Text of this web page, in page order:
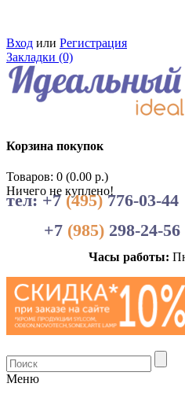
Вход или Регистрация
Закладки (0)
Корзина покупок
Товаров: 0 (0.00 р.)
Ничего не куплено!
тел: +7(495)776-03-44
+7 (985) 298-24-56
Часы работы:
Меню